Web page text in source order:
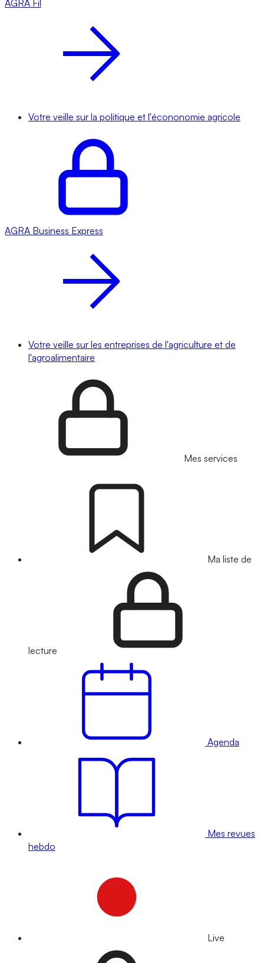
AGRA Fil
Votre veille sur la politique et l'écononomie agricole
AGRA Business Express
Votre veille sur les entreprises de l'agriculture et de
l'agroalimentaire
Mes services
Ma liste de
lecture
Agenda
Mes revues
hebdo
Live